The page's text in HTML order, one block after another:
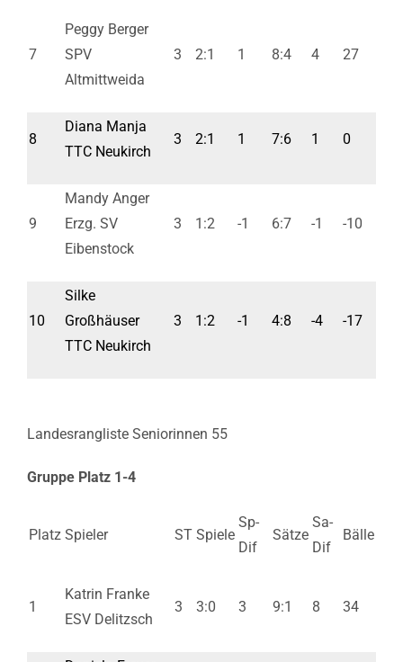
7
Peggy Berger
SPV
Altmittweida
3 2:1 1 8:4 4 27
8
Diana Manja
TTC Neukirch
3 2:1 1 7:6 1 0
9
Mandy Anger
Erzg. SV
Eibenstock
3 1:2 -1 6:7 -1 -10
10
Silke
Großhäuser
TTC Neukirch
3 1:2 -1 4:8 -4 -17
Landesrangliste Seniorinnen 55
Gruppe Platz 1-4
Platz Spieler ST Spiele
Sp-
Dif
Sätze
Sa-
Dif
Bälle
1
Katrin Franke
ESV Delitzsch
3 3:0 3 9:1 8 34